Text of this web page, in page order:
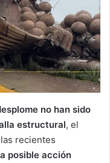
no han sido
estructural, el
recientes
posible acción